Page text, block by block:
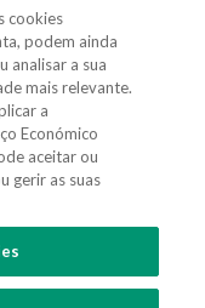
cookies
podem ainda
analisar a sua
mais relevante.
a
Económico
aceitar ou
gerir as suas